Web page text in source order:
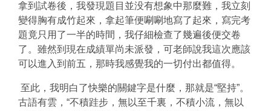
拿到試卷後，我發現題目並没有想象中那麼難，我立刻
變得胸有成竹起來，拿起筆便唰唰地寫了起來，寫完考
題竟只用了一半的時間，我仔細檢查了幾遍後便交卷
了。雖然到現在成績單尚未派發，可老師說我這次應該
可以進入到前五，那時我感覺我的一切付出都值得。
至此，我明白了快樂的關鍵字是什麼，那就是“堅持”。
古語有雲，“不積跬步，無以至千裏，不積小流，無以